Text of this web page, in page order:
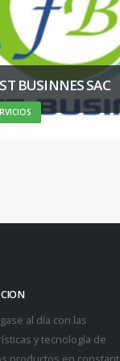
E&M ASESORIA Y
CONSULTORIA
EMPRESARIAL
ASESORIA
SERVICIOS
al día con las
y tecnología de